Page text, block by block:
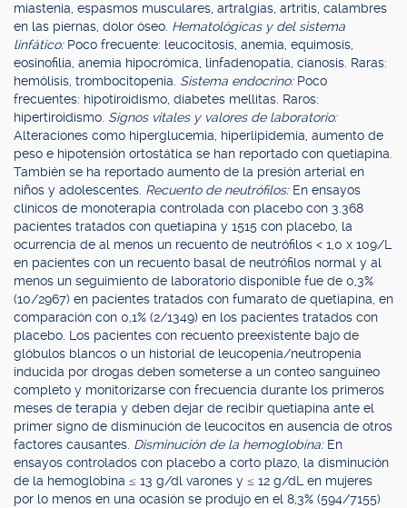
miastenia, espasmos musculares, artralgias, artritis, calambres
en las piernas, dolor óseo. Hematológicas y del sistema
linfático: Poco frecuente: leucocitosis, anemia, equimosis,
eosinofilia, anemia hipocrómica, linfadenopatía, cianosis. Raras:
hemólisis, trombocitopenia. Sistema endocrino: Poco
frecuentes: hipotiroidismo, diabetes mellitas. Raros:
hipertiroidismo. Signos vitales y valores de laboratorio:
Alteraciones como hiperglucemia, hiperlipidemia, aumento de
peso e hipotensión ortostática se han reportado con quetiapina.
También se ha reportado aumento de la presión arterial en
niños y adolescentes. Recuento de neutrófilos: En ensayos
clínicos de monoterapia controlada con placebo con 3.368
pacientes tratados con quetiapina y 1515 con placebo, la
ocurrencia de al menos un recuento de neutrófilos < 1,0 x 109/L
en pacientes con un recuento basal de neutrófilos normal y al
menos un seguimiento de laboratorio disponible fue de 0,3%
(10/2967) en pacientes tratados con fumarato de quetiapina, en
comparación con 0,1% (2/1349) en los pacientes tratados con
placebo. Los pacientes con recuento preexistente bajo de
glóbulos blancos o un historial de leucopenia/neutropenia
inducida por drogas deben someterse a un conteo sanguíneo
completo y monitorizarse con frecuencia durante los primeros
meses de terapia y deben dejar de recibir quetiapina ante el
primer signo de disminución de leucocitos en ausencia de otros
factores causantes. Disminución de la hemoglobina: En
ensayos controlados con placebo a corto plazo, la disminución
de la hemoglobina ≤ 13 g/dl varones y ≤ 12 g/dL en mujeres
por lo menos en una ocasión se produjo en el 8,3% (594/7155)